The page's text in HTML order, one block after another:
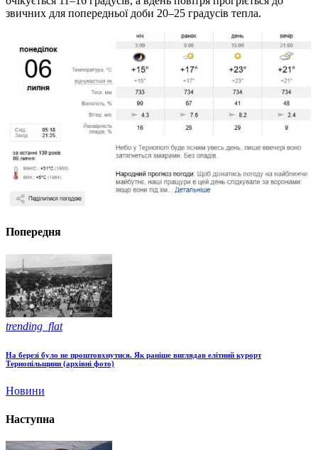
звичних для попередньої доби 20–25 градусів тепла.
Попередня
trending_flat
На березі було не проштовхнутися. Як раніше виглядав елітний курорт
Тернопільщини (архівні фото)
Новини
Наступна